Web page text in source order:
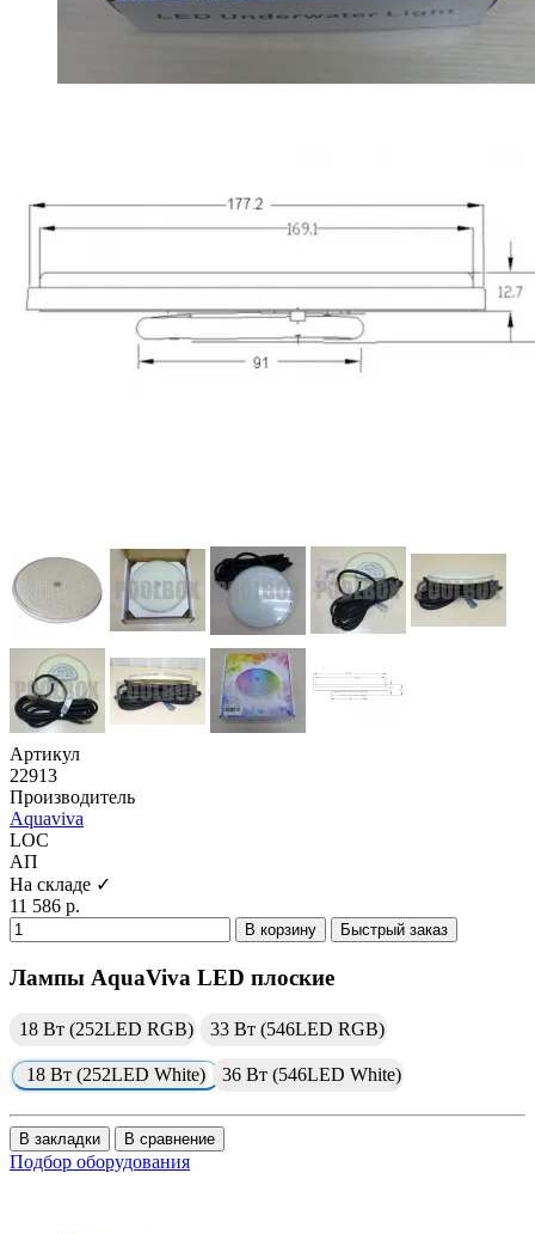
Артикул
22913
Производитель
Aquaviva
LOC
АП
На складе ✓
11 586 р.
В корзину Быстрый заказ
Лампы AquaViva LED плоские
18 Вт (252LED RGB) 33 Вт (546LED RGB)
18 Вт (252LED White) 36 Вт (546LED White)
В закладки В сравнение
Подбор оборудования